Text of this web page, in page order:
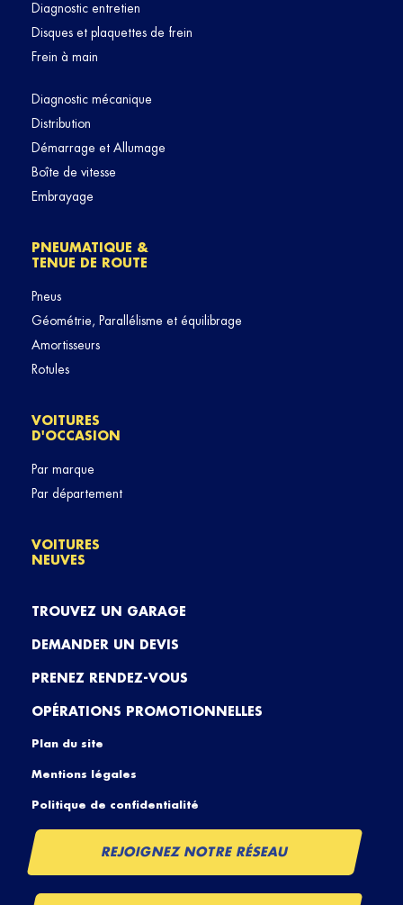
Diagnostic entretien
Disques et plaquettes de frein
Frein à main
Diagnostic mécanique
Distribution
Démarrage et Allumage
Boîte de vitesse
Embrayage
PNEUMATIQUE &
TENUE DE ROUTE
Pneus
Géométrie, Parallélisme et équilibrage
Amortisseurs
Rotules
VOITURES
D'OCCASION
Par marque
Par département
VOITURES
NEUVES
TROUVEZ UN GARAGE
DEMANDER UN DEVIS
PRENEZ RENDEZ-VOUS
OPÉRATIONS PROMOTIONNELLES
Plan du site
Mentions légales
Politique de confidentialité
REJOIGNEZ NOTRE RÉSEAU